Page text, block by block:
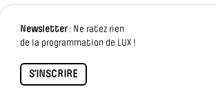
Newsletter: Ne ratez rien
de la programmation de LUX !
S'INSCRIRE